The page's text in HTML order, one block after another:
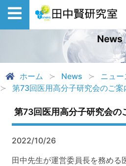
News
ホーム News
ニュー
第73回医用高分子研究会のご案
第73回医用高分子研究会の
2022/10/26
田中先生が運営委員長を務める